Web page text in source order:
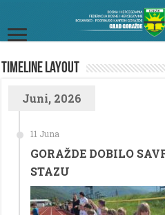
TimeLine Layout
Juni, 2026
11 Juna
GORAŽDE DOBILO
STAZU